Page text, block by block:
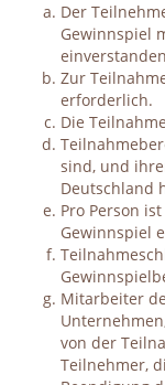
Der
Gewinnspiel
Zur
erforderlich.
Die
sind, und
Deutschland
Pro Person
Gewinnspiel
Mitarbeiter
von der
Teilnehmer,